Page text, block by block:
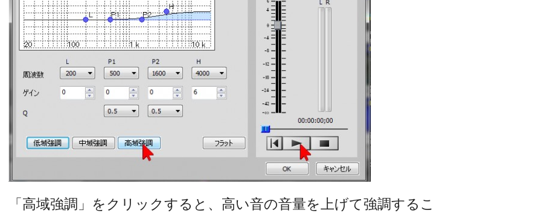
「高域強調」をクリックすると、高い音の音量を上げて強調するこ